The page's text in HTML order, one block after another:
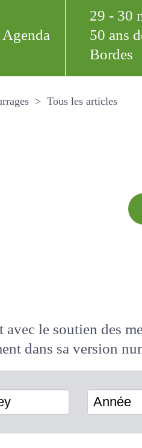
Agenda
29 - 30
50 ans
Bordes
Fourrages Tous les
avec le soutien des
dans sa
Année